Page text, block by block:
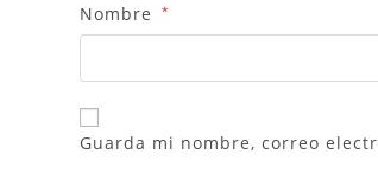
Nombre *
Guarda mi nombre, correo